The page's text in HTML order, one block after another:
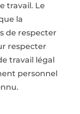
travail. Le
la
de respecter
respecter
travail légal
personnel